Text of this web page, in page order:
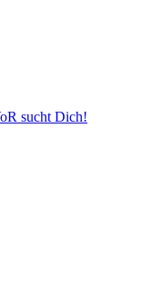
sucht Dich!